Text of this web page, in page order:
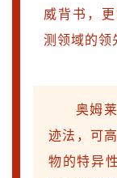
威背书，
测领域的领
奥姆
迹法，可
物的特异